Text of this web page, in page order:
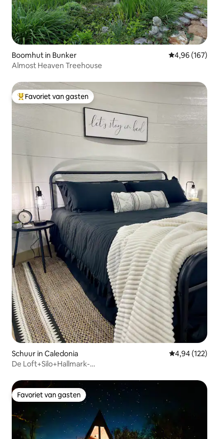
Boomhut in Bunker Gemiddelde
4,96 (167)
Almost Heaven Treehouse
Topfavoriet van gasten
Favoriet van gasten
Schuur in Caledonia Gemiddelde
4,94 (122)
De Loft+Silo+Hallmark-
Favoriet van gasten
Favoriet van gasten